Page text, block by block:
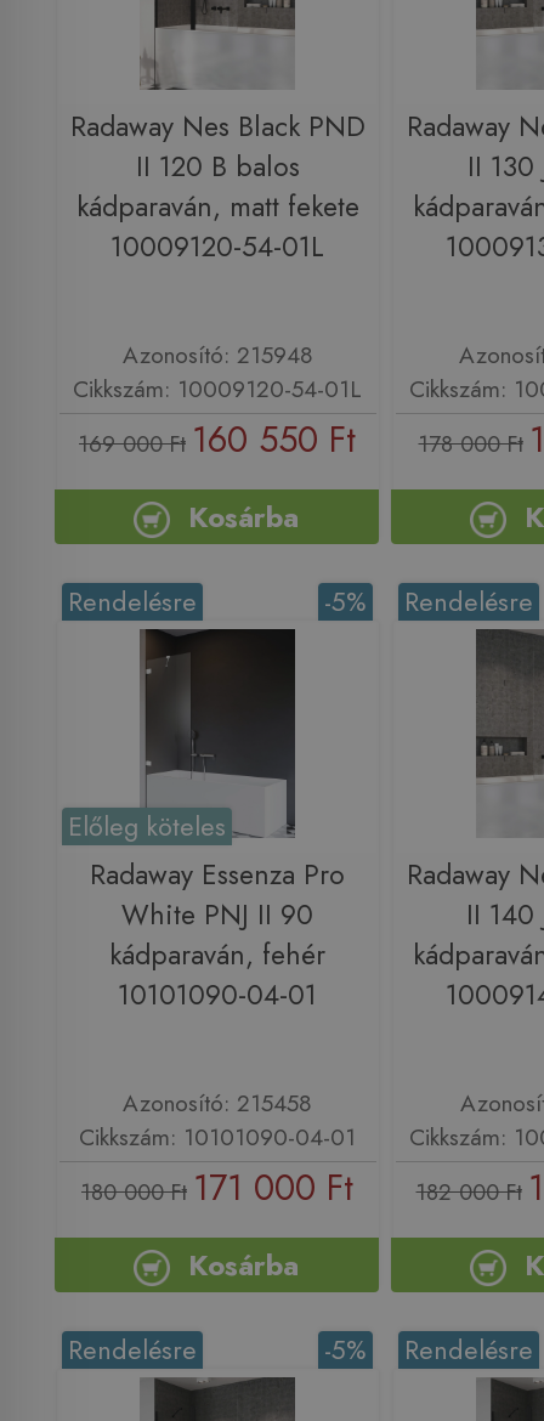
Radaway Nes Black PND
II 120 B balos
kádparaván, matt fekete
10009120-54-01L
Azonosító: 215948
Cikkszám: 10009120-54-01L
169 000 Ft 160 550 Ft
Kosárba
Radaway
II 130
Cikkszám:
178 000 Ft
-5%
Rendelésre
Előleg köteles
Radaway Essenza Pro
White PNJ II 90
kádparaván, fehér
10101090-04-01
Azonosító: 215458
Cikkszám: 10101090-04-01
180 000 Ft 171 000 Ft
Kosárba
Rendelésre
Radaway
II 140
Cikkszám:
182 000 Ft
-5%
Rendelésre Rendelésre